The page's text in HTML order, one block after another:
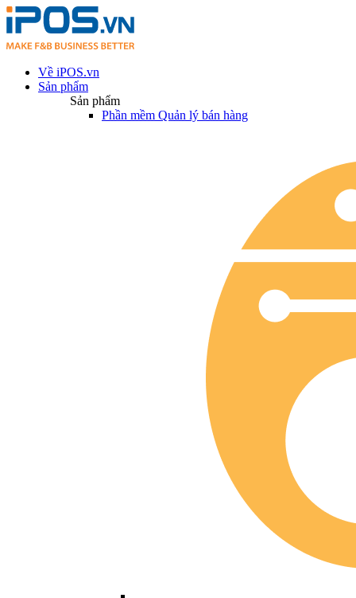
Về iPOS.vn
Sản phẩm
Sản phẩm
Phần mềm Quản lý bán hàng